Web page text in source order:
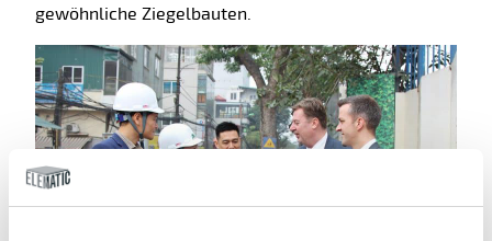
gewöhnliche Ziegelbauten.